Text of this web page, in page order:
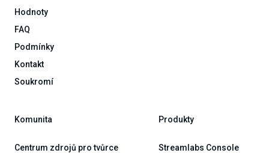
Hodnoty
FAQ
Podmínky
Kontakt
Soukromí
Komunita
Centrum zdrojů pro tvůrce
Produkty
Streamlabs Console